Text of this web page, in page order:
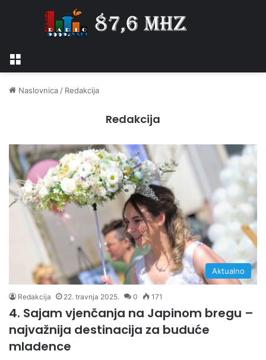
Naslovnica / Redakcija
Redakcija
Aktualno
Redakcija 22. travnja 2025. 0 171
4. Sajam vjenčanja na Japinom bregu –
najvažnija destinacija za buduće
mladence